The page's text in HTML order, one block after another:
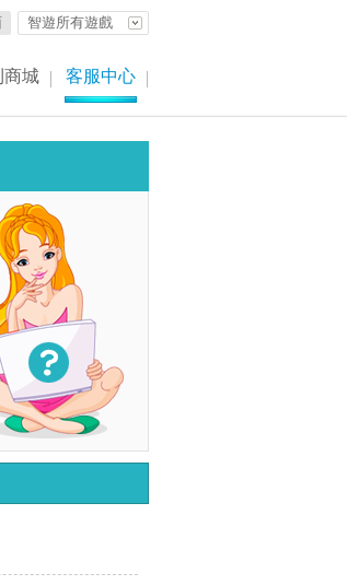
智遊所有遊戲
商城 客服中心